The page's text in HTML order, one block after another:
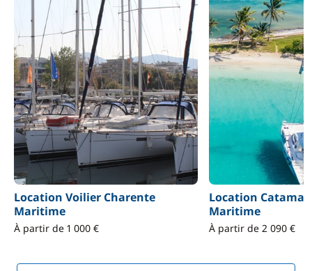
Location Voilier Charente
Maritime
À partir de 1 000 €
Location
Maritime
À partir de 2 090 €